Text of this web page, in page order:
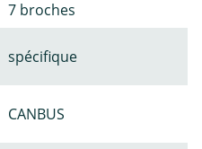
7 broches
spécifique
CANBUS